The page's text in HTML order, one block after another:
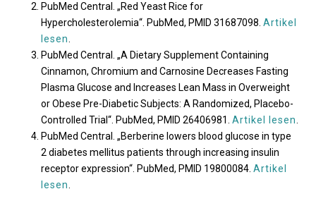
PubMed Central. „Red Yeast Rice for
Hypercholesterolemia“. PubMed, PMID 31687098. Artikel
lesen.
PubMed Central. „A Dietary Supplement Containing
Cinnamon, Chromium and Carnosine Decreases Fasting
Plasma Glucose and Increases Lean Mass in Overweight
or Obese Pre-Diabetic Subjects: A Randomized, Placebo-
Controlled Trial“. PubMed, PMID 26406981. Artikel lesen.
PubMed Central. „Berberine lowers blood glucose in type
2 diabetes mellitus patients through increasing insulin
receptor expression“. PubMed, PMID 19800084. Artikel
lesen.